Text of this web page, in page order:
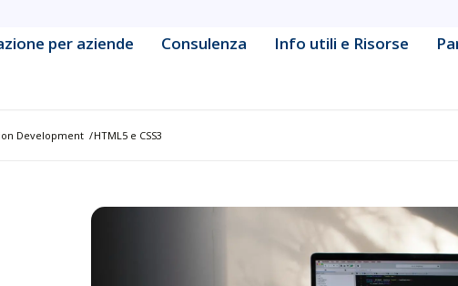
per aziende
Literacy & Strategy
Business & Collaboration Platform
Digital Marketing
Frontend & Web Application
Consulenza Info utili e Risorse
Development /HTML5 e CSS3